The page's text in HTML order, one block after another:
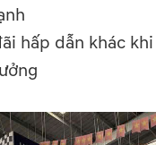
hấp dẫn khác